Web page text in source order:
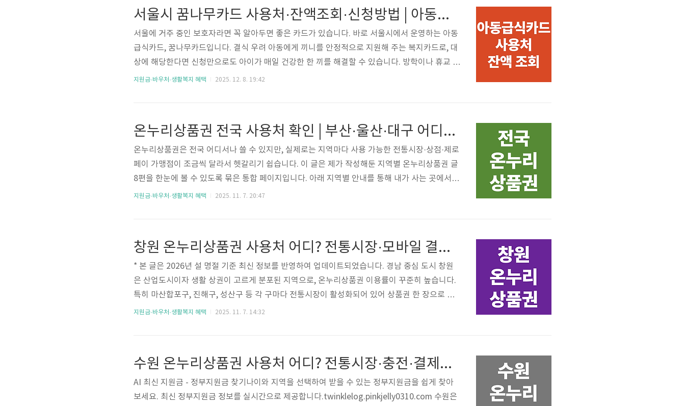
👉 지금 신청하기 국민취업지..
서울시 꿈나무카드 사용처·잔액조회·신청방법 | 아동급식카드 200% 활용 가이드
서울에 거주 중인 보호자라면 꼭 알아두면 좋은 카드가 있습니다. 바로 서울시에서 운영하는 아동
급식카드, 꿈나무카드입니다. 결식 우려 아동에게 끼니를 안정적으로 지원해 주는 복지카드로, 대
상에 해당한다면 신청만으로도 아이가 매일 건강한 한 끼를 해결할 수 있습니다. 방학이나 휴교 기
간처럼 급식이 제공되지 않는 시기에도 큰 도움이 되는 제도예요. 하지만 막상 카드를 발급받고 나
활용 예시, 주의사항까지 한 번에 정리해 드..
지원금·바우처·생활복지 혜택 2025. 12. 8. 19:42
온누리상품권 전국 사용처 확인 | 부산·울산·대구 어디서 안 되는지 먼저 체크
온누리상품권은 전국 어디서나 쓸 수 있지만, 실제로는 지역마다 사용 가능한 전통시장·상점·제로
페이 가맹점이 조금씩 달라서 헷갈리기 쉽습니다. 이 글은 제가 작성해둔 지역별 온누리상품권 글
8편을 한눈에 볼 수 있도록 묶은 통합 페이지입니다. 아래 지역별 안내를 통해 내가 사는 곳에서
실제로 어디까지 결제가 되는지, 모바일 결제가 가능한지, 할인 이벤트는 어디가 강한지 비교해보
벤트가 자주 열려 체감 할인폭이 큽니다. 관광객..
지원금·바우처·생활복지 혜택 2025. 11. 7. 20:47
창원 온누리상품권 사용처 어디? 전통시장·모바일 결제 방법까지
* 본 글은 2026년 설 명절 기준 최신 정보를 반영하여 업데이트되었습니다. 경남 중심 도시 창원
은 산업도시이자 생활 상권이 고르게 분포된 지역으로, 온누리상품권 이용률이 꾸준히 높습니다.
특히 마산합포구, 진해구, 성산구 등 각 구마다 전통시장이 활성화되어 있어 상품권 한 장으로 다
양한 상권을 즐길 수 있습니다. 오늘은 2026 창원 온누리상품권 사용처, 할인율, 구매 방법, 제로
것이 가장 확실한 방법이에요..
지원금·바우처·생활복지 혜택 2025. 11. 7. 14:32
수원 온누리상품권 사용처 어디? 전통시장·충전·결제까지 확인
AI 최신 지원금 - 정부지원금 찾기나이와 지역을 선택하여 받을 수 있는 정부지원금을 쉽게 찾아
보세요. 최신 정부지원금 정보를 실시간으로 제공합니다.twinklelog.pinkjelly0310.com 수원은